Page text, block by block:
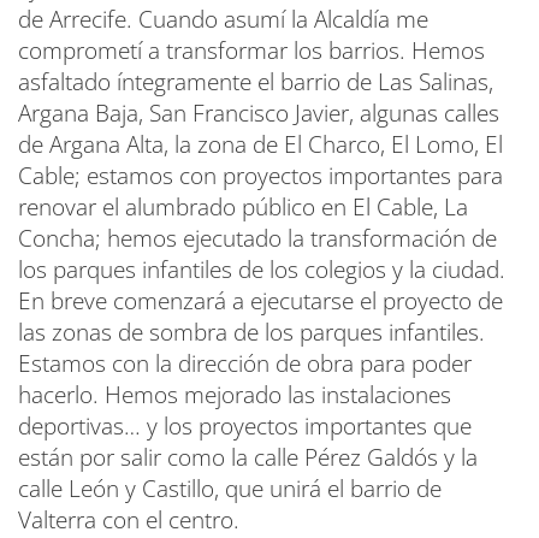
de Arrecife. Cuando asumí la Alcaldía me
comprometí a transformar los barrios. Hemos
asfaltado íntegramente el barrio de Las Salinas,
Argana Baja, San Francisco Javier, algunas calles
de Argana Alta, la zona de El Charco, El Lomo, El
Cable; estamos con proyectos importantes para
renovar el alumbrado público en El Cable, La
Concha; hemos ejecutado la transformación de
los parques infantiles de los colegios y la ciudad.
En breve comenzará a ejecutarse el proyecto de
las zonas de sombra de los parques infantiles.
Estamos con la dirección de obra para poder
hacerlo. Hemos mejorado las instalaciones
deportivas… y los proyectos importantes que
están por salir como la calle Pérez Galdós y la
calle León y Castillo, que unirá el barrio de
Valterra con el centro.